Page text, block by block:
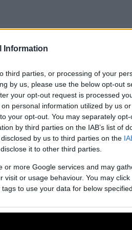
Information
third parties, or processing of your
by us, please use the below opt-out
your opt-out request is processed
personal information utilized by us
your opt-out. You may separately
by third parties on the IAB’s list of
by us to third parties on the
it to other third parties.
or more Google services and may
visit or usage behaviour. You may
to use your data for below
έφυγε και πήρε μαζί
«Νονό» και μια παρουσία
απλώς ένας μεγάλος
εποχή του Χόλιγουντ.
βραβεία» παρατηρεί άρθρο